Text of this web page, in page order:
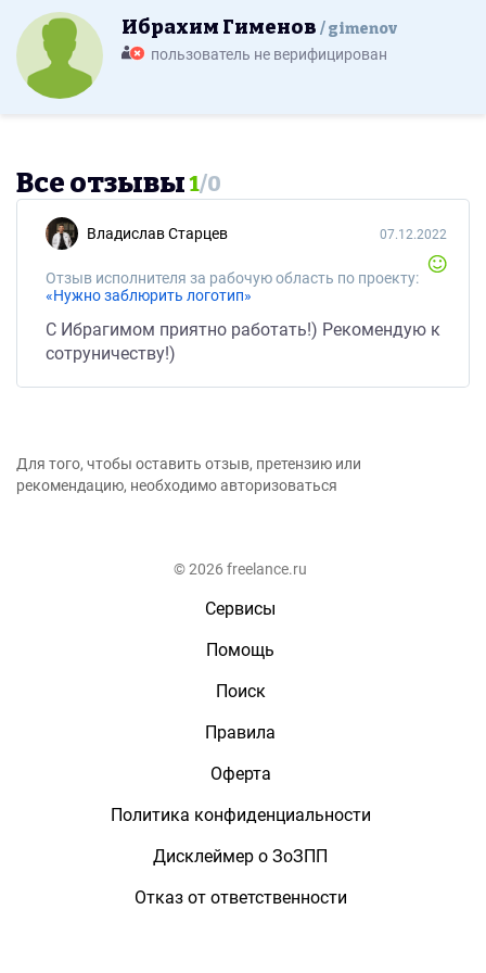
Ибрахим Гименов gimenov
пользователь не верифицирован
Все отзывы1/0
Владислав Старцев
Отзыв исполнителя за рабочую область по проекту:
«Нужно заблюрить логотип»
07.12.2022
С Ибрагимом приятно работать!) Рекомендую к
сотруничеству!)
Для того, чтобы оставить отзыв, претензию или
рекомендацию, необходимо авторизоваться
© 2026 freelance.ru
Сервисы
Помощь
Поиск
Правила
Оферта
Политика конфиденциальности
Дисклеймер о ЗоЗПП
Отказ от ответственности